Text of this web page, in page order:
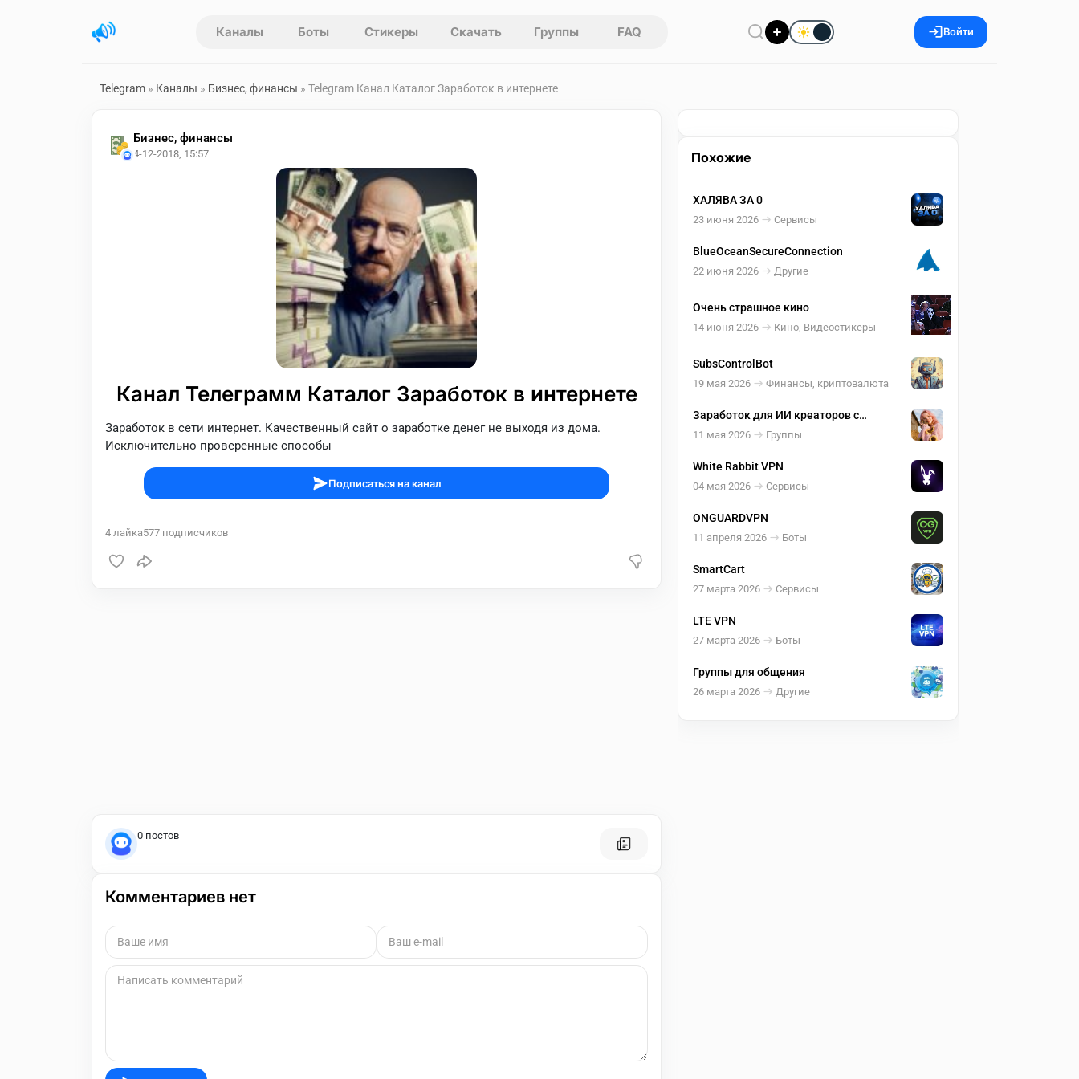
Каналы Боты Стикеры Скачать Группы FAQ Войти
Telegram » Каналы » Бизнес, финансы » Telegram Канал Каталог Заработок в интернете
Бизнес, финансы
4-12-2018, 15:57
Канал Телеграмм Каталог Заработок в интернете
Заработок в сети интернет. Качественный сайт о заработке денег не выходя из дома.
Исключительно проверенные способы
Подписаться на канал
4 лайка577 подписчиков
0 постов
Комментариев нет
Похожие
ХАЛЯВА ЗА 0
23 июня 2026 Сервисы
BlueOceanSecureConnection
22 июня 2026 Другие
Очень страшное кино
14 июня 2026 Кино, Видеостикеры
SubsControlBot
19 мая 2026 Финансы, криптовалюта
Заработок для ИИ креаторов с
@veo4youbot🔥
11 мая 2026 Группы
White Rabbit VPN
04 мая 2026 Сервисы
ONGUARDVPN
11 апреля 2026 Боты
SmartCart
27 марта 2026 Сервисы
LTE VPN
27 марта 2026 Боты
Группы для общения
26 марта 2026 Другие